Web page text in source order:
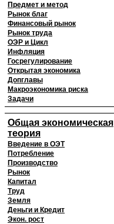
Предмет и метод
Рынок благ
Финансовый рынок
Рынок труда
ОЭР и Цикл
Инфляция
Госрегулирование
Открытая экономика
Допглавы
Макроэкономика риска
Задачи
Общая экономическая
теория
Введение в ОЭТ
Потребление
Производство
Рынок
Капитал
Труд
Земля
Деньги и Кредит
Экон. рост